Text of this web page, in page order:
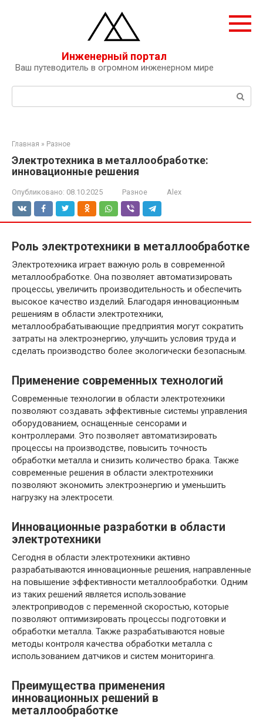
Инженерный портал
Ваш путеводитель в огромном инженерном мире
Поиск:
Главная » Разное
Электротехника в металлообработке:
инновационные решения
Опубликовано: 08.10.2025 Разное Alex
Роль электротехники в металлообработке
Электротехника играет важную роль в современной
металлообработке. Она позволяет автоматизировать
процессы, увеличить производительность и обеспечить
высокое качество изделий. Благодаря инновационным
решениям в области электротехники,
металлообрабатывающие предприятия могут сократить
затраты на электроэнергию, улучшить условия труда и
сделать производство более экологически безопасным.
Применение современных технологий
Современные технологии в области электротехники
позволяют создавать эффективные системы управления
оборудованием, оснащенные сенсорами и
контроллерами. Это позволяет автоматизировать
процессы на производстве, повысить точность
обработки металла и снизить количество брака. Также
современные решения в области электротехники
позволяют экономить электроэнергию и уменьшить
нагрузку на электросети.
Инновационные разработки в области
электротехники
Сегодня в области электротехники активно
разрабатываются инновационные решения, направленные
на повышение эффективности металлообработки. Одним
из таких решений является использование
электроприводов с переменной скоростью, которые
позволяют оптимизировать процессы подготовки и
обработки металла. Также разрабатываются новые
методы контроля качества обработки металла с
использованием датчиков и систем мониторинга.
Преимущества применения
инновационных решений в
металлообработке